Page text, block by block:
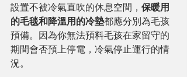
設置不被冷氣直吹的休息空間， 保暖用
的毛毯和降溫用的冷墊都應分別為毛孩
預備。因為你無法預料毛孩在家留守的
期間會否預上停電，冷氣停止運行的情
況。